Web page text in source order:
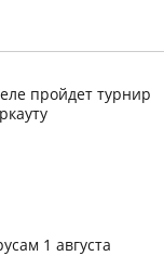
пройдет турнир
1 августа